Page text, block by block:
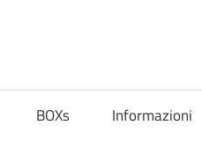
BOXs Informazioni